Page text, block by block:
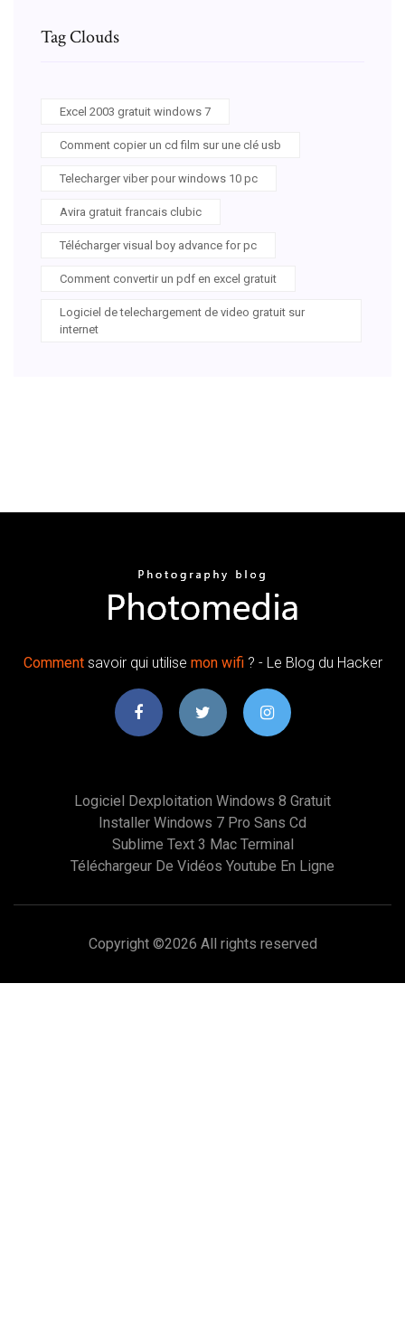
Tag Clouds
Excel 2003 gratuit windows 7
Comment copier un cd film sur une clé usb
Telecharger viber pour windows 10 pc
Avira gratuit francais clubic
Télécharger visual boy advance for pc
Comment convertir un pdf en excel gratuit
Logiciel de telechargement de video gratuit sur
internet
Commentsavoir qui utilise mon wifi? - Le Blog du Hacker
Logiciel Dexploitation Windows 8 Gratuit
Installer Windows 7 Pro Sans Cd
Sublime Text 3 Mac Terminal
Téléchargeur De Vidéos Youtube En Ligne
Copyright ©2026 All rights reserved